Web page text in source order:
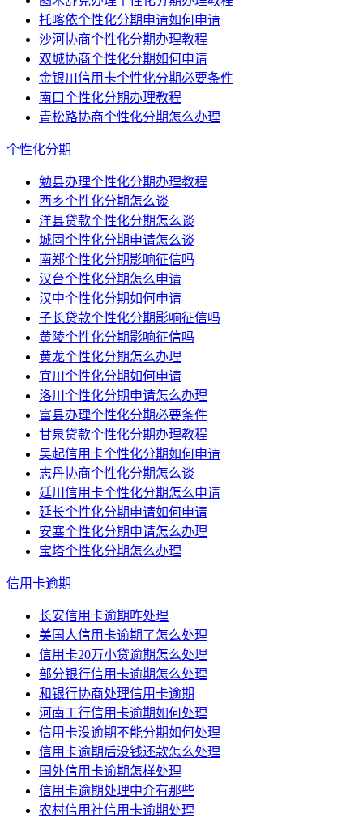
托喀依个性化分期申请如何申请
沙河协商个性化分期办理教程
双城协商个性化分期如何申请
金银川信用卡个性化分期必要条件
南口个性化分期办理教程
青松路协商个性化分期怎么办理
个性化分期
勉县办理个性化分期办理教程
西乡个性化分期怎么谈
洋县贷款个性化分期怎么谈
城固个性化分期申请怎么谈
南郑个性化分期影响征信吗
汉台个性化分期怎么申请
汉中个性化分期如何申请
子长贷款个性化分期影响征信吗
黄陵个性化分期影响征信吗
黄龙个性化分期怎么办理
宜川个性化分期如何申请
洛川个性化分期申请怎么办理
富县办理个性化分期必要条件
甘泉贷款个性化分期办理教程
吴起信用卡个性化分期如何申请
志丹协商个性化分期怎么谈
延川信用卡个性化分期怎么申请
延长个性化分期申请如何申请
安塞个性化分期申请怎么办理
宝塔个性化分期怎么办理
信用卡逾期
长安信用卡逾期咋处理
美国人信用卡逾期了怎么处理
信用卡20万小贷逾期怎么处理
部分银行信用卡逾期怎么处理
和银行协商处理信用卡逾期
河南工行信用卡逾期如何处理
信用卡没逾期不能分期如何处理
信用卡逾期后没钱还款怎么处理
国外信用卡逾期怎样处理
信用卡逾期处理中介有那些
农村信用社信用卡逾期处理